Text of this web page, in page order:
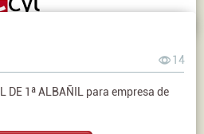
14
DE 1ª ALBAÑIL para empresa de